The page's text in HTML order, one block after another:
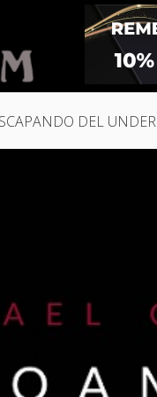
DEL UNDER